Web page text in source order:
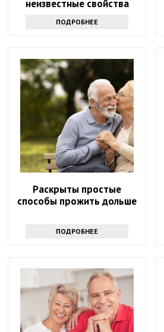
неизвестные свойства
ПОДРОБНЕЕ
Раскрыты простые
способы прожить дольше
ПОДРОБНЕЕ